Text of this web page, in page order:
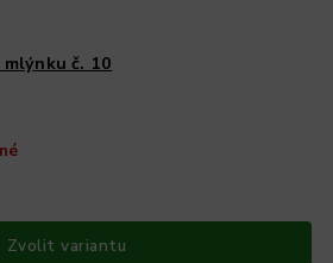
mlýnku č. 10
Zvolit variantu